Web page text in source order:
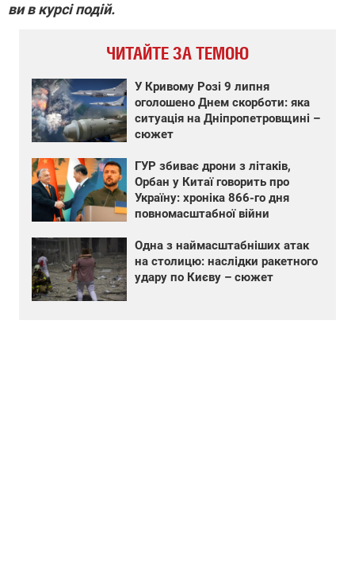
ви в курсі подій.
ЧИТАЙТЕ ЗА ТЕМОЮ
У Кривому Розі 9 липня
оголошено Днем скорботи: яка
ситуація на Дніпропетровщині –
сюжет
ГУР збиває дрони з літаків,
Орбан у Китаї говорить про
Україну: хроніка 866-го дня
повномасштабної війни
Одна з наймасштабніших атак
на столицю: наслідки ракетного
удару по Києву – сюжет